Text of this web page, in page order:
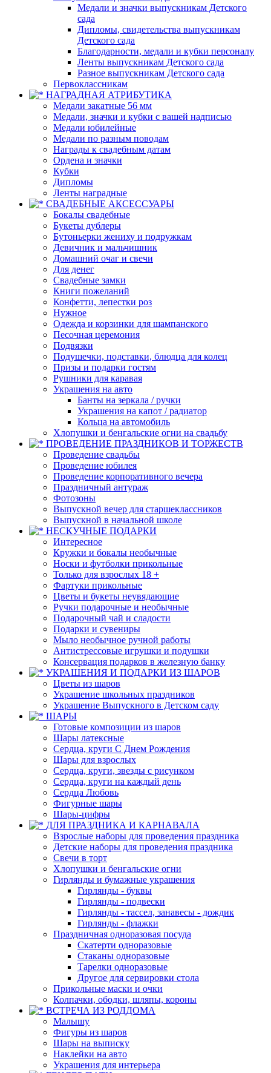
Медали и значки выпускникам Детского
сада
Дипломы, свидетельства выпускникам
Детского сада
Благодарности, медали и кубки персоналу
Ленты выпускникам Детского сада
Разное выпускникам Детского сада
Первоклассникам
НАГРАДНАЯ АТРИБУТИКА
Медали закатные 56 мм
Медали, значки и кубки с вашей надписью
Медали юбилейные
Медали по разным поводам
Награды к свадебным датам
Ордена и значки
Кубки
Дипломы
Ленты наградные
СВАДЕБНЫЕ АКСЕССУАРЫ
Бокалы свадебные
Букеты дублеры
Бутоньерки жениху и подружкам
Девичник и мальчишник
Домашний очаг и свечи
Для денег
Свадебные замки
Книги пожеланий
Конфетти, лепестки роз
Нужное
Одежда и корзинки для шампанского
Песочная церемония
Подвязки
Подушечки, подставки, блюдца для колец
Призы и подарки гостям
Рушники для каравая
Украшения на авто
Банты на зеркала / ручки
Украшения на капот / радиатор
Кольца на автомобиль
Хлопушки и бенгальские огни на свадьбу
ПРОВЕДЕНИЕ ПРАЗДНИКОВ И ТОРЖЕСТВ
Проведение свадьбы
Проведение юбилея
Проведение корпоративного вечера
Праздничный антураж
Фотозоны
Выпускной вечер для старшеклассников
Выпускной в начальной школе
НЕСКУЧНЫЕ ПОДАРКИ
Интересное
Кружки и бокалы необычные
Носки и футболки прикольные
Только для взрослых 18 +
Фартуки прикольные
Цветы и букеты неувядающие
Ручки подарочные и необычные
Подарочный чай и сладости
Подарки и сувениры
Мыло необычное ручной работы
Антистрессовые игрушки и подушки
Консервация подарков в железную банку
УКРАШЕНИЯ И ПОДАРКИ ИЗ ШАРОВ
Цветы из шаров
Украшение школьных праздников
Украшение Выпускного в Детском саду
ШАРЫ
Готовые композиции из шаров
Шары латексные
Сердца, круги С Днем Рождения
Шары для взрослых
Сердца, круги, звезды с рисунком
Сердца, круги на каждый день
Сердца Любовь
Фигурные шары
Шары-цифры
ДЛЯ ПРАЗДНИКА И КАРНАВАЛА
Взрослые наборы для проведения праздника
Детские наборы для проведения праздника
Свечи в торт
Хлопушки и бенгальские огни
Гирлянды и бумажные украшения
Гирлянды - буквы
Гирлянды - подвески
Гирлянды - тассел, занавесы - дождик
Гирлянды - флажки
Праздничная одноразовая посуда
Скатерти одноразовые
Стаканы одноразовые
Тарелки одноразовые
Другое для сервировки стола
Прикольные маски и очки
Колпачки, ободки, шляпы, короны
ВСТРЕЧА ИЗ РОДДОМА
Малышу
Фигуры из шаров
Шары на выписку
Наклейки на авто
Украшения для интерьера